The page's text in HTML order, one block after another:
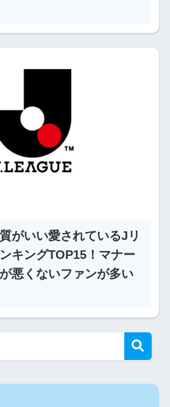
がいい愛されているJリ
キングTOP15！マナー
悪くないファンが多い